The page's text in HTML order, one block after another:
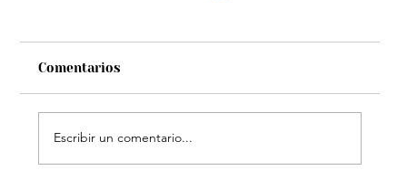
Comentarios
Escribir un comentario...